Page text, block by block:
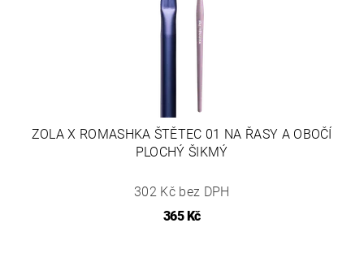
ZOLA X ROMASHKA ŠTĚTEC 01 NA ŘASY A OBOČÍ
PLOCHÝ ŠIKMÝ
302 Kč bez DPH
365 Kč